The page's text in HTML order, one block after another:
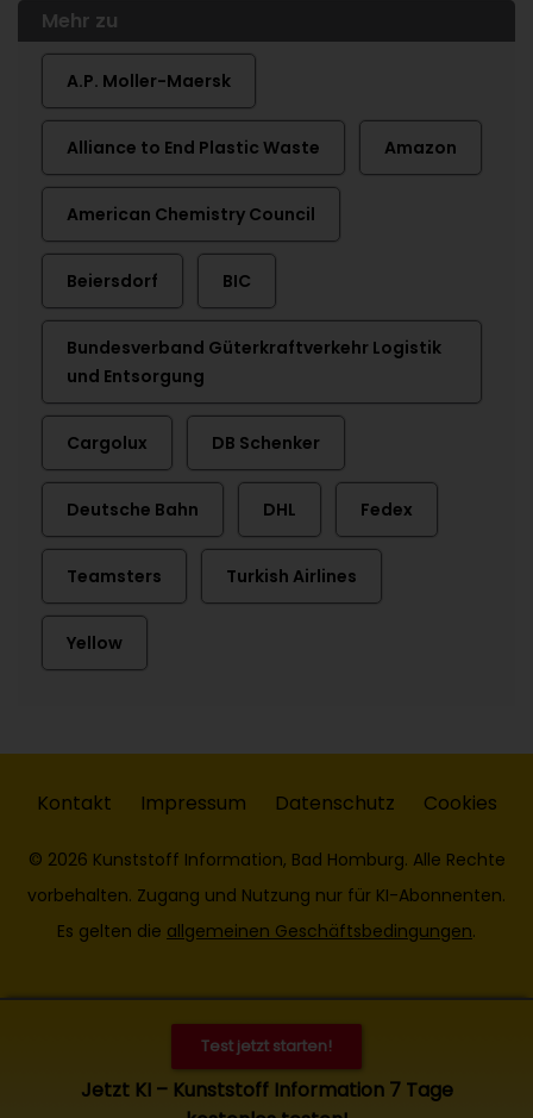
Mehr zu
A.P. Moller-Maersk
Alliance to End Plastic Waste Amazon
American Chemistry Council
Beiersdorf BIC
Bundesverband Güterkraftverkehr Logistik
und Entsorgung
Cargolux DB Schenker
Deutsche Bahn DHL Fedex
Teamsters Turkish Airlines
Yellow
Test jetzt starten!
Jetzt KI – Kunststoff Information 7 Tage
Kontakt Impressum Datenschutz Cookies
© 2026 Kunststoff Information, Bad Homburg. Alle Rechte
vorbehalten. Zugang und Nutzung nur für KI-Abonnenten.
Es gelten die allgemeinen Geschäftsbedingungen.